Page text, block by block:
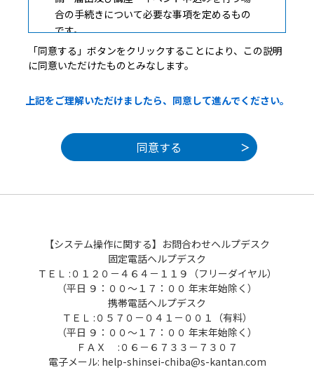
合の手続きについて必要な事項を定めるもの
です。
本システムを利用して申請・届出等手続を
ことが必要です。このことを前提に、構成団
体は本システムのサービスを提供します。本
ません。なお、閲覧のみについても、この規
約に同意されたものとみなします。
３ 利用者ＩＤ・パスワード等の登録・変更
及び削除
本システムを利用して申請・届出等手続を行
う場合は、利用者たる本人が利用方法に従い
「同意する」ボタンをクリックすることにより、この説明
に同意いただけたものとみなします。
上記をご理解いただけましたら、同意して進んでください。
【システム操作に関する】お問合わせヘルプデスク
固定電話ヘルプデスク
ＴＥＬ :０１２０－４６４－１１９（フリーダイヤル）
（平日 ９：００～１７：００ 年末年始除く）
携帯電話ヘルプデスク
ＴＥＬ :０５７０－０４１－００１（有料）
（平日 ９：００～１７：００ 年末年始除く）
ＦＡＸ :０６－６７３３－７３０７
電子メール: help-shinsei-chiba@s-kantan.com